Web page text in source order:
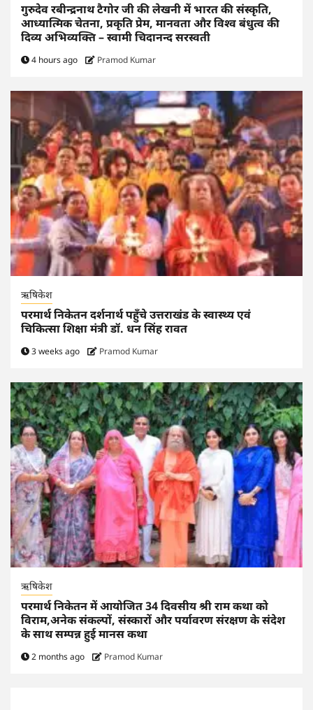
गुरुदेव रबीन्द्रनाथ टैगोर जी की लेखनी में भारत की संस्कृति,
आध्यात्मिक चेतना, प्रकृति प्रेम, मानवता और विश्व बंधुत्व की
दिव्य अभिव्यक्ति – स्वामी चिदानन्द सरस्वती
4 hours ago Pramod Kumar
ऋषिकेश
परमार्थ निकेतन दर्शनार्थ पहुँचे उत्तराखंड के स्वास्थ्य एवं
चिकित्सा शिक्षा मंत्री डॉ. धन सिंह रावत
3 weeks ago Pramod Kumar
ऋषिकेश
परमार्थ निकेतन में आयोजित 34 दिवसीय श्री राम कथा को
विराम,अनेक संकल्पों, संस्कारों और पर्यावरण संरक्षण के संदेश
के साथ सम्पन्न हुई मानस कथा
2 months ago Pramod Kumar